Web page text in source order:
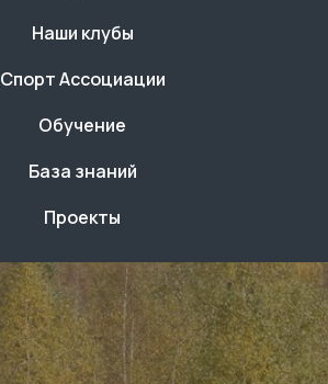
Наши клубы
Спорт Ассоциации
Обучение
База знаний
Проекты